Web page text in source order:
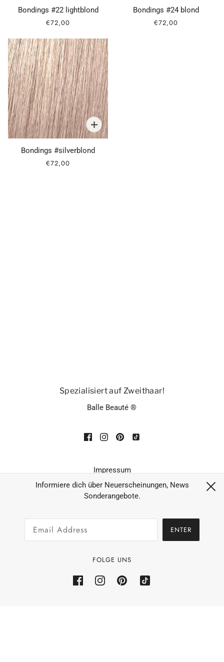
Bondings #22 lightblond
€72,00
Bondings #24 blond
€72,00
Bondings #silverblond
€72,00
Spezialisiert auf Zweithaar!
Balle Beauté ®
Impressum
Datenschutz
AGB´s
Zahlungsarten & Versand
Rückerstattungsrichtlinie
Informiere dich über Neuerscheinungen, News
Sonderangebote.
ENTER
FOLGE UNS